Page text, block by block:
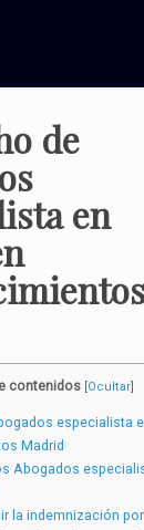
de
en
contenidos [Ocultar]
especialista
Madrid
Abogados
la indemnización